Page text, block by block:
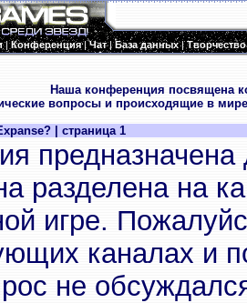
|Конференция|Чат|База данных|Творчество
Наша конференция посвящена
вопросы и происходящие в
| страница 1
разделена на
игре.
каналах и
не